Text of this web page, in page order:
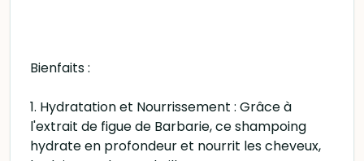
Bienfaits :
1. Hydratation et Nourrissement : Grâce à
l'extrait de figue de Barbarie, ce shampoing
hydrate en profondeur et nourrit les cheveux,